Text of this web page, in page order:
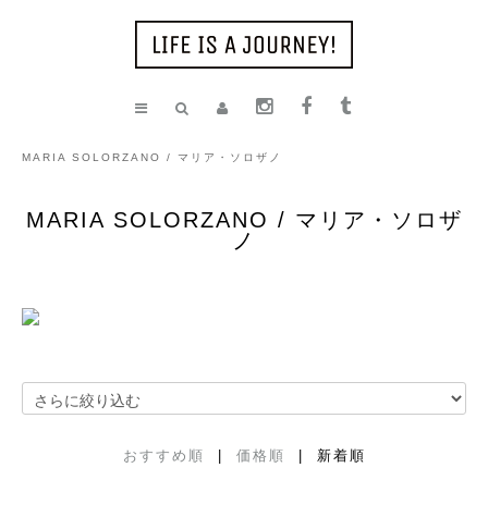
MARIA SOLORZANO / マリア・ソロザノ
MARIA SOLORZANO / マリア・ソロザ
ノ
おすすめ順 価格順 | 新着順